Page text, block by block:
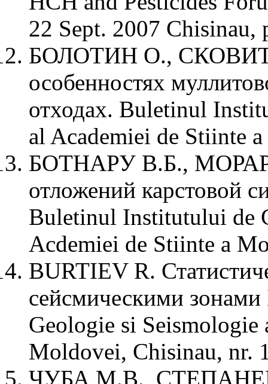
22 Sept. 2007 Chisinau,
БОЛОТИН О.,
особенностях
отходах. Buletinul
al Academiei de Stiinte
БОТНАРУ В.Б.,
отложений карстовой
Buletinul Institutului de
Acdemiei de Stiinte a
BURTIEV R.
сейсмическими
Geologie si
Moldovei, Chisinau, nr.
ЧУБА М.В.,